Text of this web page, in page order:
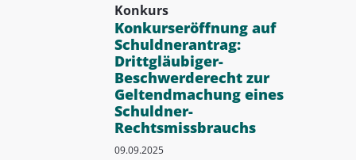
Konkurs
Konkurseröffnung auf
Schuldnerantrag:
Drittgläubiger-
Beschwerderecht zur
Geltendmachung eines
Schuldner-
Rechtsmissbrauchs
09.09.2025